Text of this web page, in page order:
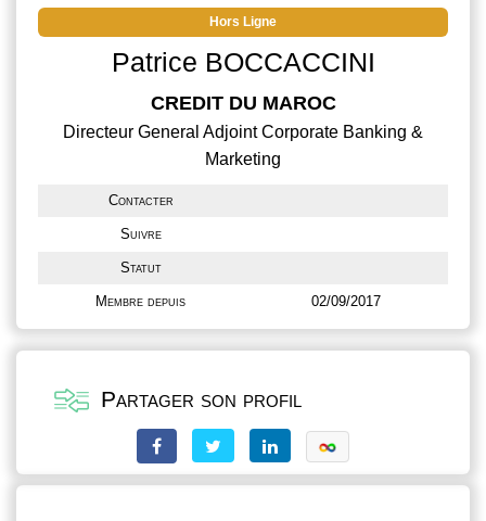
Hors Ligne
Patrice BOCCACCINI
CREDIT DU MAROC
Directeur General Adjoint Corporate Banking &
Marketing
Contacter
Suivre
Statut
Membre depuis 02/09/2017
Partager son profil